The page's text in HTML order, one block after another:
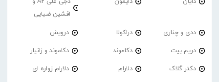
افشین ضیایی
ددی و چناری دراکولا درویش
دریم بیت دکاموند دکاموند و زانیار
دکتر گلاک دلارام دلارام زواره ای